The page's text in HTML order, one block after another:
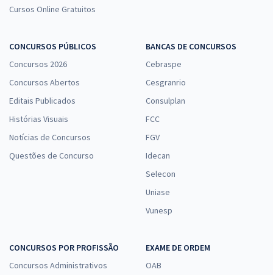
Cursos Online Gratuitos
CONCURSOS PÚBLICOS
Concursos 2026
Concursos Abertos
Editais Publicados
Histórias Visuais
Notícias de Concursos
Questões de Concurso
BANCAS DE CONCURSOS
Cebraspe
Cesgranrio
Consulplan
FCC
FGV
Idecan
Selecon
Uniase
Vunesp
CONCURSOS POR PROFISSÃO
Concursos Administrativos
EXAME DE ORDEM
OAB